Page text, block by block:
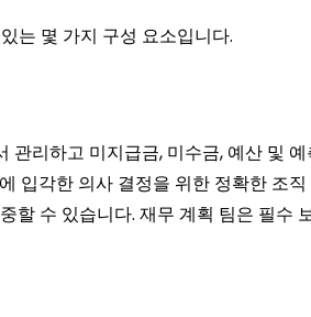
는 몇 가지 구성 요소입니다.
관리하고 미지급금, 미수금, 예산 및
입각한 의사 결정을 위한 정확한 조
할 수 있습니다. 재무 계획 팀은 필수